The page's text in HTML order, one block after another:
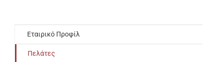
Εταιρικό Προφίλ
Πελάτες